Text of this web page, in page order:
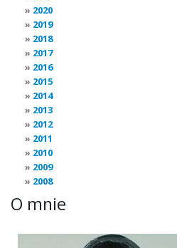
2020
2019
2018
2017
2016
2015
2014
2013
2012
2011
2010
2009
2008
O mnie